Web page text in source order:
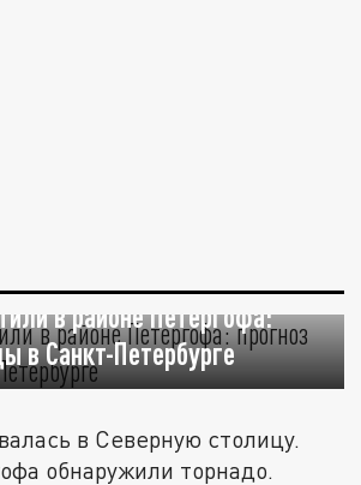
в районе Петергофа:
в Санкт-Петербурге
в Северную столицу.
обнаружили торнадо.